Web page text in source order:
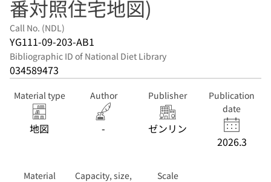
番対照住宅地図)
Call No. (NDL)
YG111-09-203-AB1
Bibliographic ID of National Diet Library
034589473
Material type
地図
Author
-
Publisher
ゼンリン
Publication
date
2026.3
Material
Capacity, size,
Scale